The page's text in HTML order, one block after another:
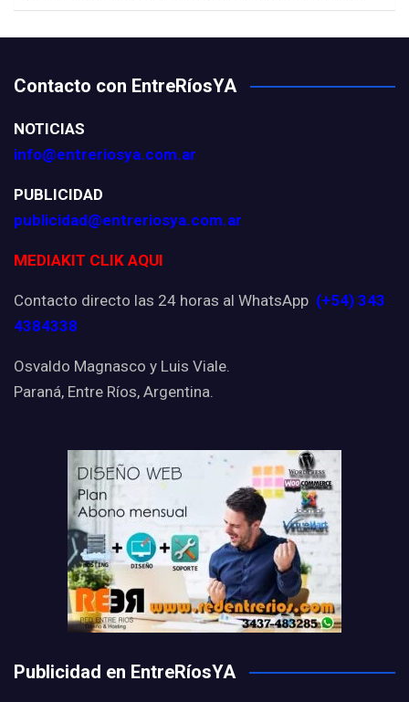
Contacto con EntreRíosYA
NOTICIAS
info@entreriosya.com.ar
PUBLICIDAD
publicidad@entreriosya.com.ar
MEDIAKIT CLIK AQUI
Contacto directo las 24 horas al WhatsApp (+54) 343
4384338
Osvaldo Magnasco y Luis Viale.
Paraná, Entre Ríos, Argentina.
Publicidad en EntreRíosYA